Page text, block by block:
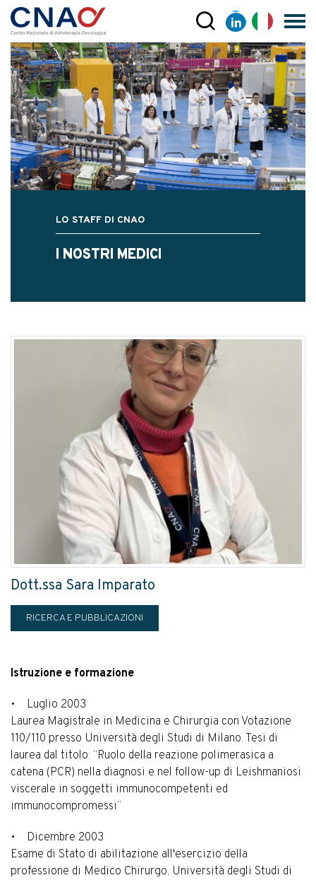
LO STAFF DI CNAO
I NOSTRI MEDICI
Dott.ssa Sara Imparato
RICERCA E PUBBLICAZIONI
Istruzione e formazione
• Luglio 2003
Laurea Magistrale in Medicina e Chirurgia con Votazione
110/110 presso Università degli Studi di Milano. Tesi di
laurea dal titolo: “Ruolo della reazione polimerasica a
catena (PCR) nella diagnosi e nel follow-up di Leishmaniosi
viscerale in soggetti immunocompetenti ed
immunocompromessi”
• Dicembre 2003
Esame di Stato di abilitazione all'esercizio della
professione di Medico Chirurgo, Università degli Studi di